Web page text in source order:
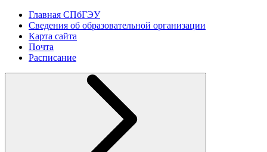
Главная СПбГЭУ
Сведения об образовательной организации
Карта сайта
Почта
Расписание